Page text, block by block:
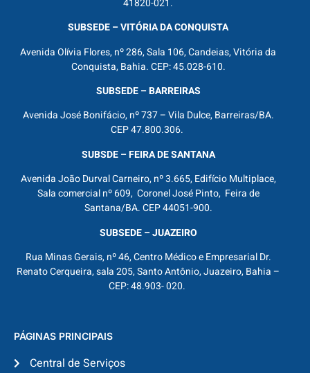
41820-021.
SUBSEDE – VITÓRIA DA CONQUISTA
Avenida Olívia Flores, nº 286, Sala 106, Candeias, Vitória da
Conquista, Bahia. CEP: 45.028-610.
SUBSEDE – BARREIRAS
Avenida José Bonifácio, nº 737 – Vila Dulce, Barreiras/BA.
CEP 47.800.306.
SUBSDE – FEIRA DE SANTANA
Avenida João Durval Carneiro, nº 3.665, Edifício Multiplace,
Sala comercial nº 609, Coronel José Pinto, Feira de
Santana/BA. CEP 44051-900.
SUBSEDE – JUAZEIRO
Rua Minas Gerais, nº 46, Centro Médico e Empresarial Dr.
Renato Cerqueira, sala 205, Santo Antônio, Juazeiro, Bahia –
CEP: 48.903- 020.
PÁGINAS PRINCIPAIS
Central de Serviços